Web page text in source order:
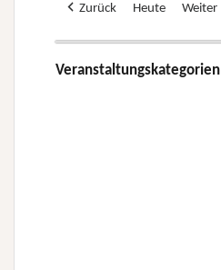
Zurück Heute Weiter
Veranstaltungskategorien